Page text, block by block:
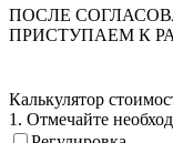
ПОСЛЕ
ПРИСТУПАЕМ К
Калькулятор
1. Отмечайте